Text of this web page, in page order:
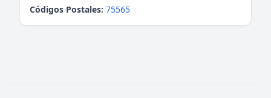
Códigos Postales: 75565